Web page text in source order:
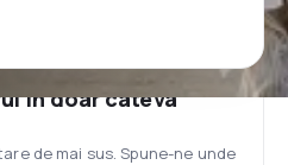
în doar câteva
de mai sus. Spune-ne unde